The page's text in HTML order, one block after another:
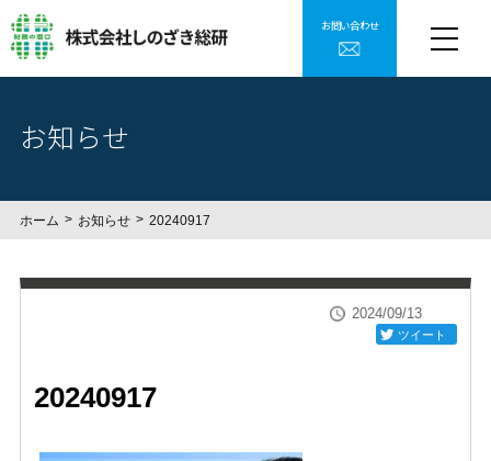
お問い合わせ
お知らせ
ホーム お知らせ 20240917
2024/09/13
ツイート
20240917